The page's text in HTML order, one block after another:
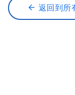
arrow_back 返回到所